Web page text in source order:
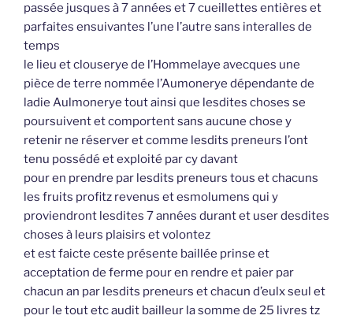
passée jusques à 7 années et 7 cueillettes entières et
parfaites ensuivantes l’une l’autre sans interalles de
temps
le lieu et clouserye de l’Hommelaye avecques une
pièce de terre nommée l’Aumonerye dépendante de
ladie Aulmonerye tout ainsi que lesdites choses se
poursuivent et comportent sans aucune chose y
retenir ne réserver et comme lesdits preneurs l’ont
tenu possédé et exploité par cy davant
pour en prendre par lesdits preneurs tous et chacuns
les fruits profitz revenus et esmolumens qui y
proviendront lesdites 7 années durant et user desdites
choses à leurs plaisirs et volontez
et est faicte ceste présente baillée prinse et
acceptation de ferme pour en rendre et paier par
chacun an par lesdits preneurs et chacun d’eulx seul et
pour le tout etc audit bailleur la somme de 25 livres tz